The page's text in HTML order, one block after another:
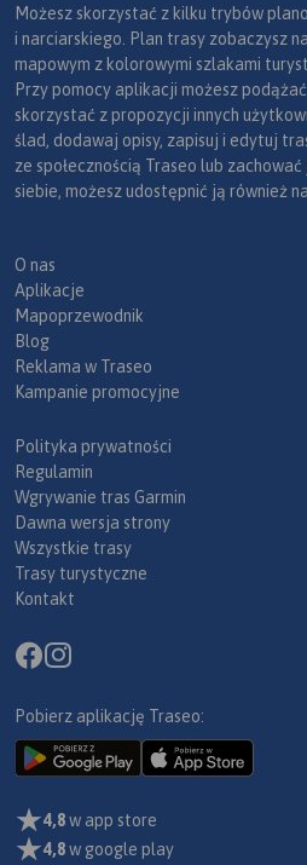
Możesz skorzystać z kilku trybów
i narciarskiego. Plan trasy zobaczysz
mapowym z kolorowymi szlakami
Przy pomocy aplikacji możesz
skorzystać z propozycji innych
ślad, dodawaj opisy, zapisuj i edytuj
ze społecznością Traseo lub
siebie, możesz udostępnić ją również
O nas
Aplikacje
Mapoprzewodnik
Blog
Reklama w Traseo
Kampanie promocyjne
Polityka prywatności
Regulamin
Wgrywanie tras Garmin
Dawna wersja strony
Wszystkie trasy
Trasy turystyczne
Kontakt
Pobierz aplikację Traseo:
4,8w app store
4,8w google play